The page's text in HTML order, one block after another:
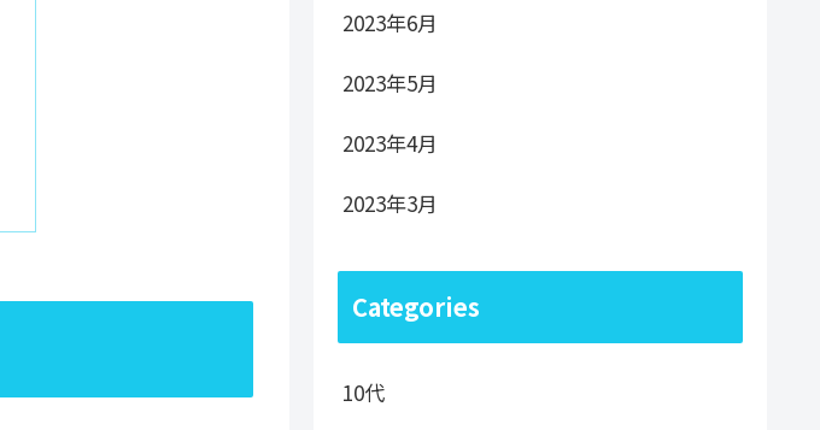
2023年6月
2023年5月
2023年4月
2023年3月
Categories
10代